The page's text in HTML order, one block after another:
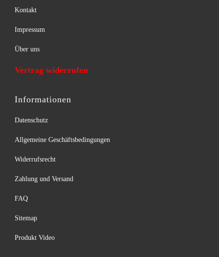
Kontakt
Impressum
Über uns
Vertrag widerrufen
Informationen
Datenschutz
Allgemeine Geschäftsbedingungen
Widerrufsrecht
Zahlung und Versand
FAQ
Sitemap
Produkt Video